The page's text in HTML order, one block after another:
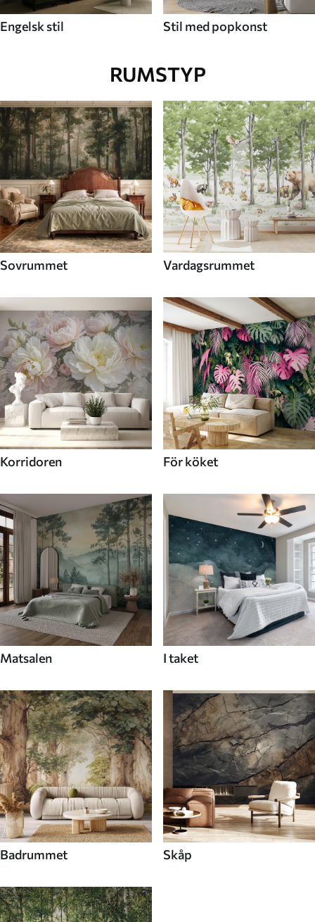
Engelsk stil Stil med popkonst
RUMSTYP
Sovrummet Vardagsrummet
Korridoren För köket
Matsalen I taket
Badrummet Skåp